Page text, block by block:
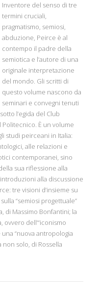
Inventore del senso di tre
termini cruciali,
pragmatismo, semiosi,
abduzione, Peirce è al
contempo il padre della
semiotica e l’autore di una
originale interpretazione
del mondo. Gli scritti di
questo volume nascono da
seminari e convegni tenuti
l’egida del Club
Politecnico. È un volume
studi peirceani in Italia:
alle relazioni e
contemporanei, sino
sua riflessione alla
alla discussione
tre visioni d’insieme su
“semiosi progettuale”
di Massimo Bonfantini; la
ovvero dell’“iconismo
“nuova antropologia
non solo, di Rossella